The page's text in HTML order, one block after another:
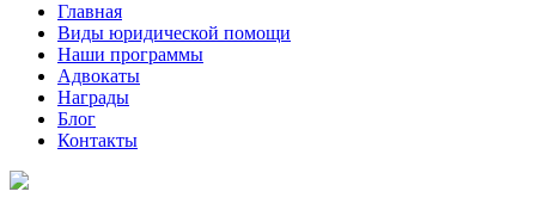
Главная
Виды юридической помощи
Наши программы
Адвокаты
Награды
Блог
Контакты